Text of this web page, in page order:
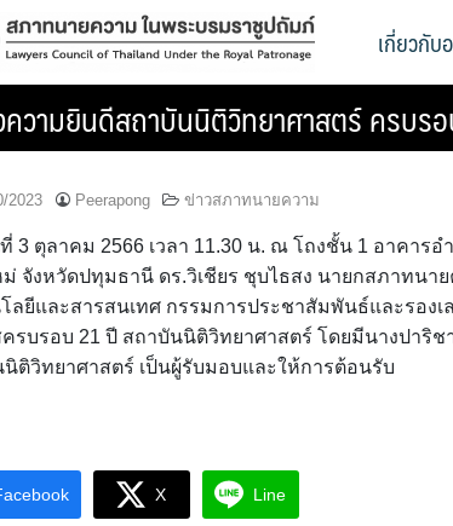
เกี่ยวกับ
วามยินดีสถาบันนิติวิทยาศาสตร์ ครบร
2023 Peerapong ข่าวสภาทนายความ
3 ตุลาคม 2566 เวลา 11.30 น. ณ โถงชั้น 1 อาคา
จังหวัดปทุมธานี ดร.วิเชียร ชุบไธสง นายกสภาทน
ลยีและสารสนเทศ กรรมการประชาสัมพันธ์และรอง
รบรอบ 21 ปี สถาบันนิติวิทยาศาสตร์ โดยมีนางปาริ
ติวิทยาศาสตร์ เป็นผู้รับมอบและให้การต้อนรับ
X Line